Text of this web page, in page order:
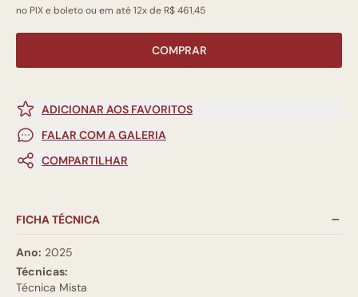
no PIX e boleto ou em até 12x de R$ 461,45
COMPRAR
ADICIONAR AOS FAVORITOS
FALAR COM A GALERIA
COMPARTILHAR
FICHA TÉCNICA
Ano: 2025
Técnicas:
Técnica Mista